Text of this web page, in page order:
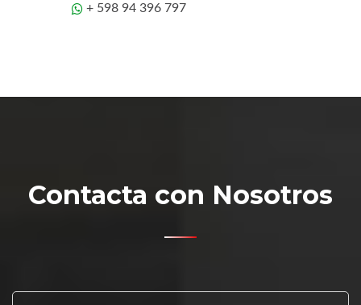
+ 598 94 396 797
Contacta con Nosotros